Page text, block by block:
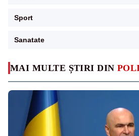
MAI MULTE ȘTIRI DIN
Sport
Sanatate